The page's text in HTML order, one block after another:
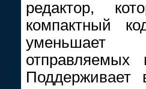
редактор,
компактный
Поддерживает